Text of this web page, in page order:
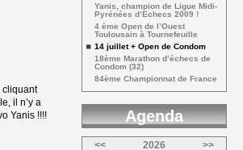
cliquant
il n’y a
Yanis !!!!
Yanis, champion de Ligue Midi-
Pyrénées d’Echecs 2009 !
4 ème Open de l’Ouest
Toulousain à Tournefeuille
14 juillet + Open de Condom
18ème Marathon d’échecs de
Condom (32)
84ème Championnat de France
Agenda
<< 2026
>>